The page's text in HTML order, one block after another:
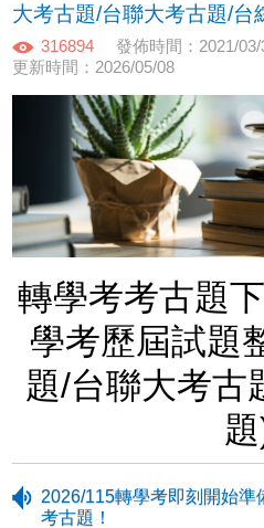
大考古題/台聯大考古題/台
316894
發佈時間：2021/03/
更新時間：2026/05/08
轉學考考古題
學考歷屆試題
題/台聯大考古
2026/115轉學考即刻開始
考古題！